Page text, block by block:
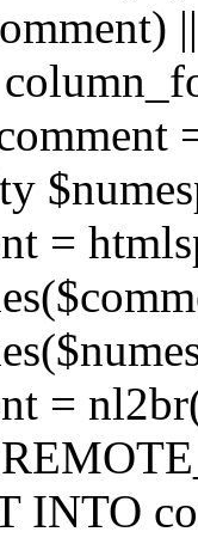
=
=
INTO